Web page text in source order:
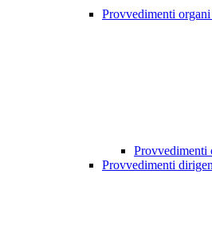
Provvedimenti
Provvedimenti
Provvedimenti